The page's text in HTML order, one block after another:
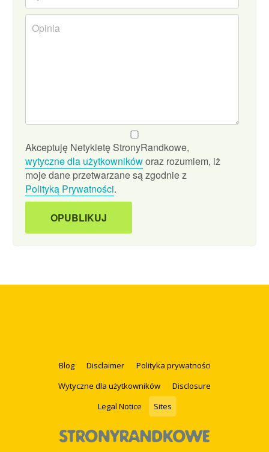
Akceptuję Netykietę StronyRandkowe,
wytyczne dla użytkownikóworaz rozumiem, iż
moje dane przetwarzane są zgodnie z
Polityką Prywatności.
Blog Disclaimer
Polityka prywatności
Wytyczne dla użytkowników
Disclosure
Legal Notice
Sites